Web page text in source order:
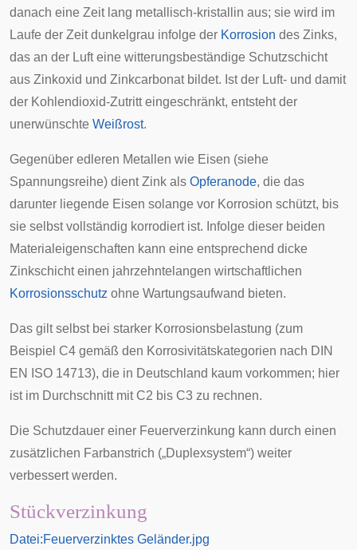
danach eine Zeit lang metallisch-kristallin aus; sie wird im
Laufe der Zeit dunkelgrau infolge der Korrosion des Zinks,
das an der Luft eine witterungsbeständige Schutzschicht
aus Zinkoxid und Zinkcarbonat bildet. Ist der Luft- und damit
der Kohlendioxid-Zutritt eingeschränkt, entsteht der
unerwünschte Weißrost.
Gegenüber edleren Metallen wie Eisen (siehe
Spannungsreihe) dient Zink als Opferanode, die das
darunter liegende Eisen solange vor Korrosion schützt, bis
sie selbst vollständig korrodiert ist. Infolge dieser beiden
Materialeigenschaften kann eine entsprechend dicke
Zinkschicht einen jahrzehntelangen wirtschaftlichen
Korrosionsschutz ohne Wartungsaufwand bieten.
Das gilt selbst bei starker Korrosionsbelastung (zum
Beispiel C4 gemäß den Korrosivitätskategorien nach DIN
EN ISO 14713), die in Deutschland kaum vorkommen; hier
ist im Durchschnitt mit C2 bis C3 zu rechnen.
Die Schutzdauer einer Feuerverzinkung kann durch einen
zusätzlichen Farbanstrich („Duplexsystem“) weiter
verbessert werden.
Stückverzinkung
Datei:Feuerverzinktes Geländer.jpg